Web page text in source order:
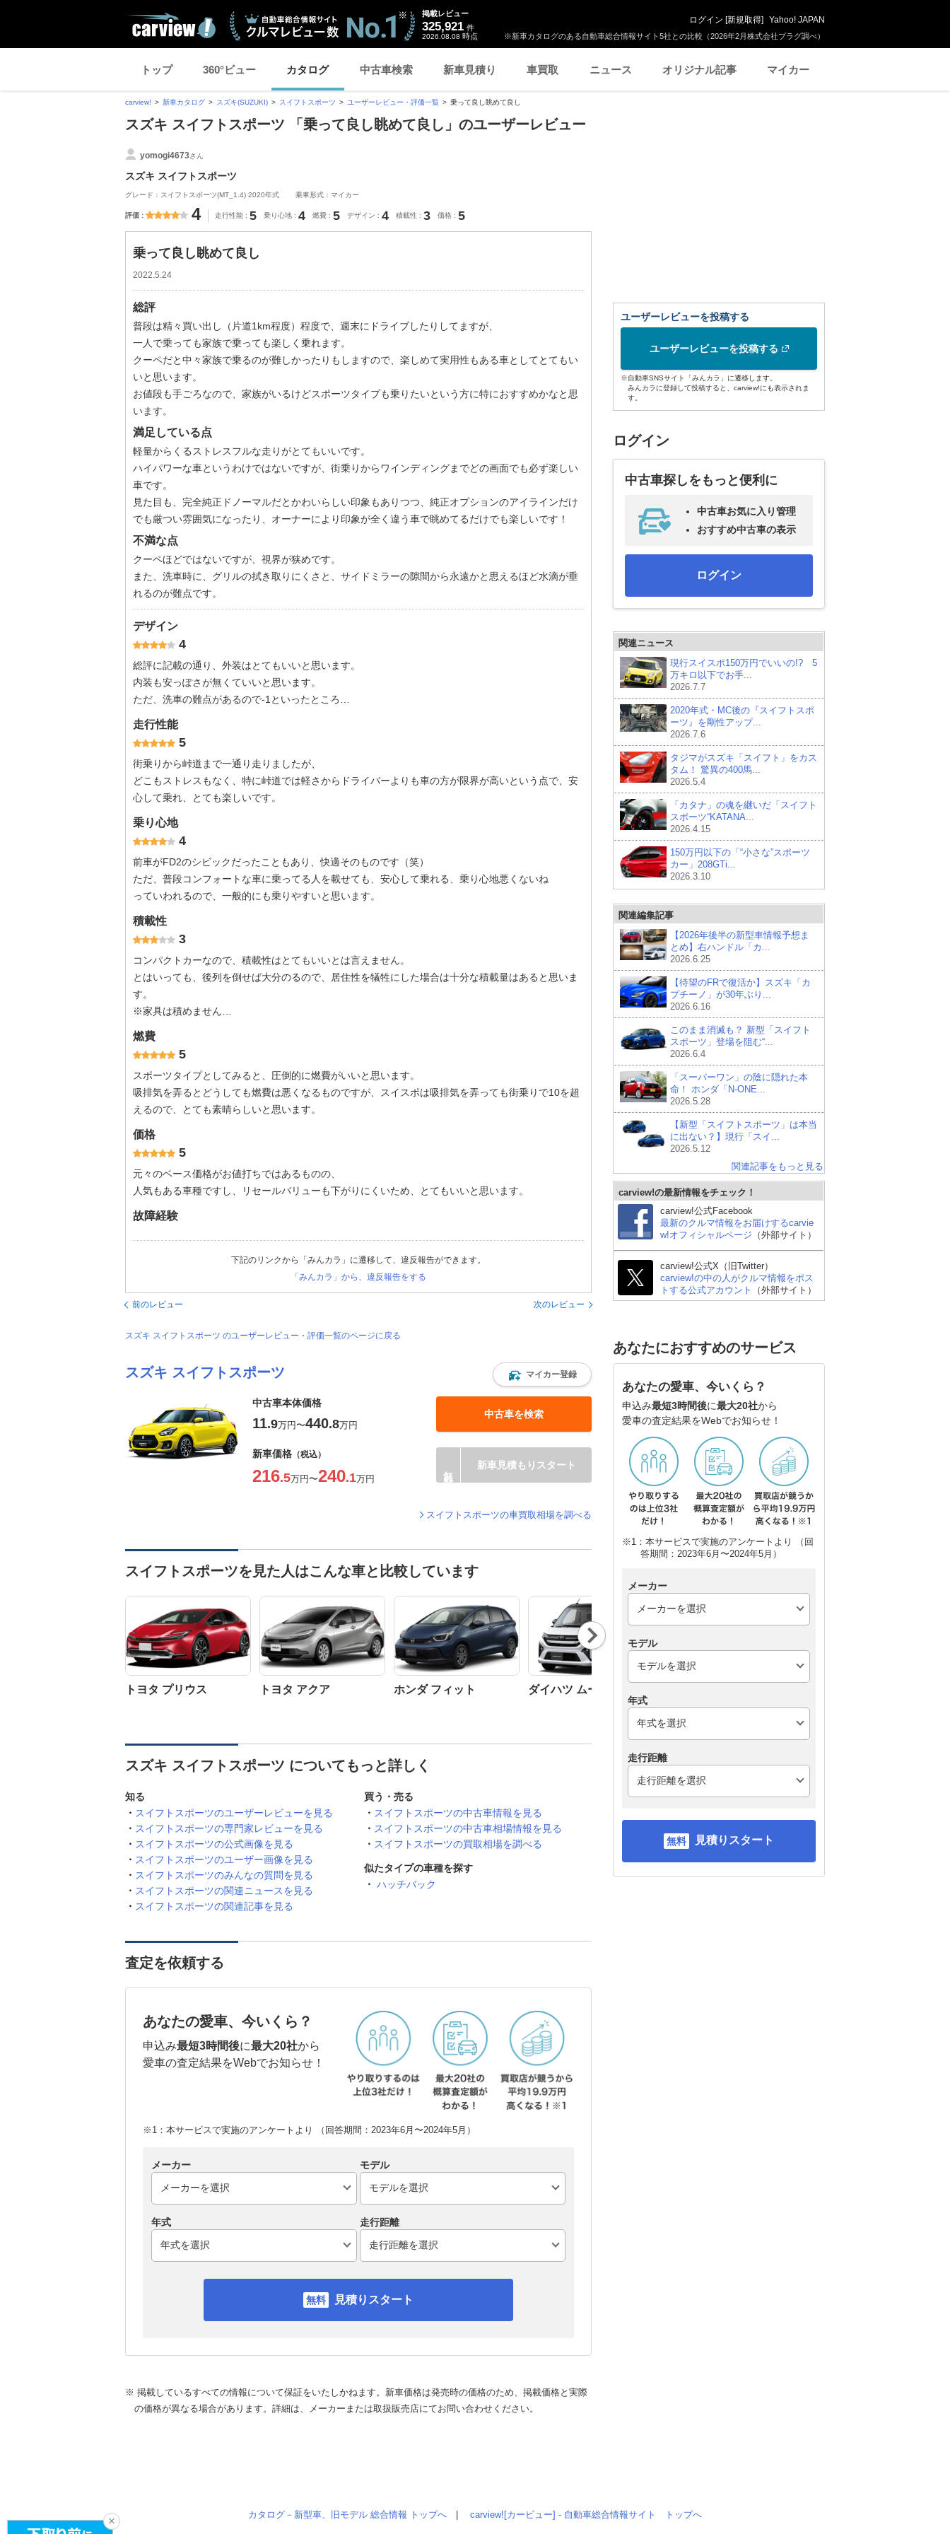
※新車カタログのある自動車総合情報サイト5社との比較（2026年2月株式会社プラグ調べ）
掲載レビュー
325,921 件
2026.08.08 時点
ログイン [新規取得] Yahoo! JAPAN
トップ 360°ビュー カタログ 中古車検索 新車見積り 車買取 ニュース オリジナル記事 マイカー
carview! 新車カタログ スズキ(SUZUKI) スイフトスポーツ ユーザーレビュー・評価一覧 乗って良し眺めて良し
スズキ スイフトスポーツ 「乗って良し眺めて良し」のユーザーレビュー
yomogi4673さん
スズキ スイフトスポーツ
グレード：スイフトスポーツ(MT_1.4) 2020年式 乗車形式：マイカー
評価 4 走行性能 5 乗り心地 4 燃費 5 デザイン 4 積載性 3 価格 5
乗って良し眺めて良し
2022.5.24
総評
普段は精々買い出し（片道1km程度）程度で、週末にドライブしたりしてますが、
一人で乗っても家族で乗っても楽しく乗れます。
クーペだと中々家族で乗るのが難しかったりもしますので、楽しめて実用性もある車としてとてもい
いと思います。
お値段も手ごろなので、家族がいるけどスポーツタイプも乗りたいという方に特におすすめかなと思
います。
満足している点
軽量からくるストレスフルな走りがとてもいいです。
ハイパワーな車というわけではないですが、街乗りからワインディングまでどの画面でも必ず楽しい
車です。
見た目も、完全純正ドノーマルだとかわいらしい印象もありつつ、純正オプションのアイラインだけ
でも厳つい雰囲気になったり、オーナーにより印象が全く違う車で眺めてるだけでも楽しいです！
不満な点
クーペほどではないですが、視界が狭めです。
また、洗車時に、グリルの拭き取りにくさと、サイドミラーの隙間から永遠かと思えるほど水滴が垂
れるのが難点です。
デザイン
4
総評に記載の通り、外装はとてもいいと思います。
内装も安っぽさが無くていいと思います。
ただ、洗車の難点があるので-1といったところ…
走行性能
5
街乗りから峠道まで一通り走りましたが、
どこもストレスもなく、特に峠道では軽さからドライバーよりも車の方が限界が高いという点で、安
心して乗れ、とても楽しいです。
乗り心地
4
前車がFD2のシビックだったこともあり、快適そのものです（笑）
ただ、普段コンフォートな車に乗ってる人を載せても、安心して乗れる、乗り心地悪くないね
っていわれるので、一般的にも乗りやすいと思います。
積載性
3
コンパクトカーなので、積載性はとてもいいとは言えません。
とはいっても、後列を倒せば大分のるので、居住性を犠牲にした場合は十分な積載量はあると思いま
す。
※家具は積めません…
燃費
5
スポーツタイプとしてみると、圧倒的に燃費がいいと思います。
吸排気を弄るとどうしても燃費は悪くなるものですが、スイスポは吸排気を弄っても街乗りで10を超
えるので、とても素晴らしいと思います。
価格
5
元々のベース価格がお値打ちではあるものの、
人気もある車種ですし、リセールバリューも下がりにくいため、とてもいいと思います。
故障経験
下記のリンクから「みんカラ」に遷移して、違反報告ができます。
「みんカラ」から、違反報告をする
前のレビュー 次のレビュー
スズキ スイフトスポーツ のユーザーレビュー・評価一覧のページに戻る
スズキ スイフトスポーツ マイカー登録
中古車本体価格
11.9万円〜440.8万円
中古車を検索
新車価格 （税込）
216.5万円〜240.1万円
新車見積もりスタート
スイフトスポーツの車買取相場を調べる
スイフトスポーツを見た人はこんな車と比較しています
トヨタ プリウス トヨタ アクア ホンダ フィット ダイハツ ムーヴ
Nex
t
スズキ スイフトスポーツ についてもっと詳しく
知る
スイフトスポーツのユーザーレビューを見る
スイフトスポーツの専門家レビューを見る
スイフトスポーツの公式画像を見る
スイフトスポーツのユーザー画像を見る
スイフトスポーツのみんなの質問を見る
スイフトスポーツの関連ニュースを見る
スイフトスポーツの関連記事を見る
買う・売る
スイフトスポーツの中古車情報を見る
スイフトスポーツの中古車相場情報を見る
スイフトスポーツの買取相場を調べる
似たタイプの車種を探す
ハッチバック
査定を依頼する
あなたの愛車、今いくら？
申込み最短3時間後に最大20社から
愛車の査定結果をWebでお知らせ！
※1：本サービスで実施のアンケートより （回答期間：2023年6月〜2024年5月）
メーカー モデル
年式 走行距離
見積りスタート
※ 掲載しているすべての情報について保証をいたしかねます。新車価格は発売時の価格のため、掲載価格と実際
の価格が異なる場合があります。詳細は、メーカーまたは取扱販売店にてお問い合わせください。
ユーザーレビューを投稿する
ユーザーレビューを投稿する
※自動車SNSサイト「みんカラ」に遷移します。
みんカラに登録して投稿すると、carview!にも表示されま
す。
ログイン
中古車探しをもっと便利に
中古車お気に入り管理
おすすめ中古車の表示
ログイン
関連ニュース
現行スイスポ150万円でいいの!? 5
万キロ以下でお手...
2026.7.7
2020年式・MC後の『スイフトスポ
ーツ』を剛性アップ...
2026.7.6
タジマがスズキ「スイフト」をカス
タム！ 驚異の400馬...
2026.5.4
「カタナ」の魂を継いだ「スイフト
スポーツ“KATANA...
2026.4.15
150万円以下の「“小さな”スポーツ
カー」208GTi...
2026.3.10
関連編集記事
【2026年後半の新型車情報予想ま
とめ】右ハンドル「カ...
2026.6.25
【待望のFRで復活か】スズキ「カ
プチーノ」が30年ぶり...
2026.6.16
このまま消滅も？ 新型「スイフト
スポーツ」登場を阻む“...
2026.6.4
「スーパーワン」の陰に隠れた本
命！ ホンダ「N-ONE...
2026.5.28
【新型「スイフトスポーツ」は本当
に出ない？】現行「スイ...
2026.5.12
関連記事をもっと見る
carview!の最新情報をチェック！
carview!公式Facebook
最新のクルマ情報をお届けするcarvie
w!オフィシャルページ （外部サイト）
carview!公式X（旧Twitter）
carview!の中の人がクルマ情報をポス
トする公式アカウント
（外部サイト）
あなたにおすすめのサービス
あなたの愛車、今いくら？
申込み最短3時間後に最大20社から
愛車の査定結果をWebでお知らせ！
※1：本サービスで実施のアンケートより （回
答期間：2023年6月〜2024年5月）
メーカー
モデル
年式
走行距離
見積りスタート
カタログ－新型車、旧モデル 総合情報 トップへ carview![カービュー] - 自動車総合情報サイト トップへ